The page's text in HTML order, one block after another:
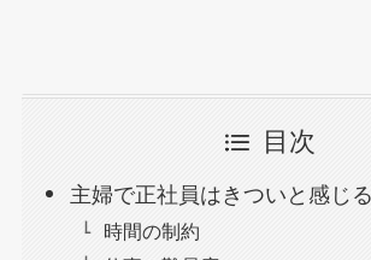
目次
主婦で正社員はきついと感じ
時間の制約